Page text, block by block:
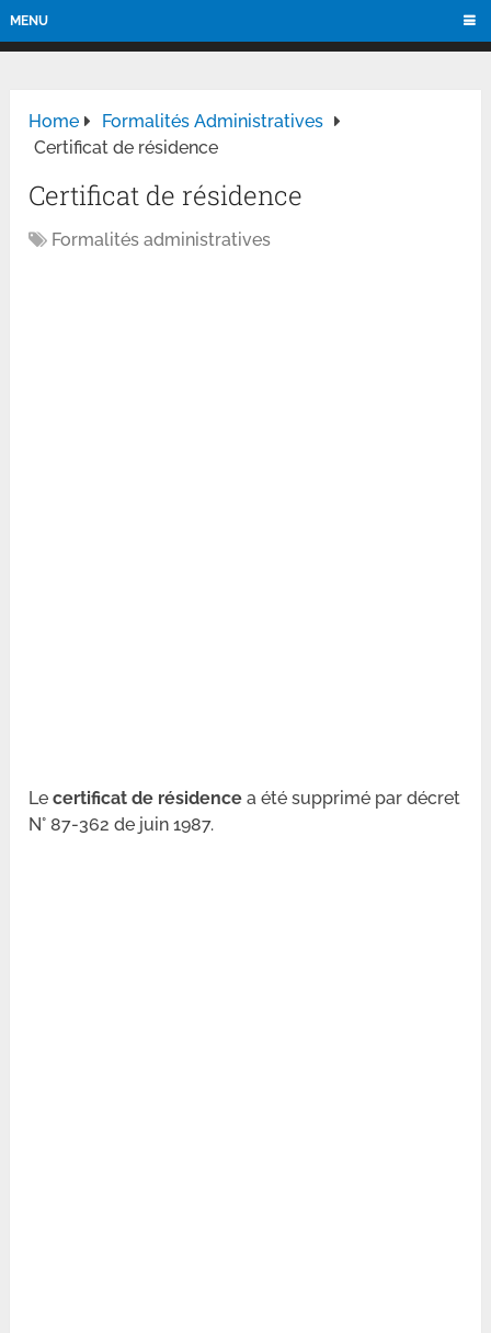
MENU
Home
Formalités Administratives
Certificat de résidence
Certificat de résidence
Formalités administratives
Lecertificat de résidence a été supprimé par décret
N° 87-362 de juin 1987.